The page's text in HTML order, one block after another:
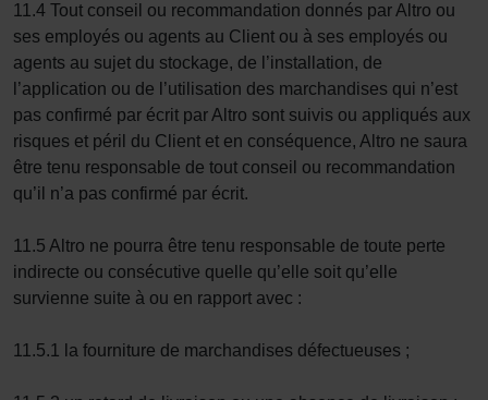
11.4 Tout conseil ou recommandation donnés par Altro ou
ses employés ou agents au Client ou à ses employés ou
agents au sujet du stockage, de l’installation, de
l’application ou de l’utilisation des marchandises qui n’est
pas confirmé par écrit par Altro sont suivis ou appliqués aux
risques et péril du Client et en conséquence, Altro ne saura
être tenu responsable de tout conseil ou recommandation
qu’il n’a pas confirmé par écrit.
11.5 Altro ne pourra être tenu responsable de toute perte
indirecte ou consécutive quelle qu’elle soit qu’elle
survienne suite à ou en rapport avec :
11.5.1 la fourniture de marchandises défectueuses ;